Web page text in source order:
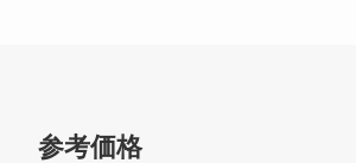
参考価格